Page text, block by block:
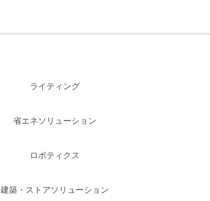
ライティング
省エネソリューション
ロボティクス
建築・ストアソリューション